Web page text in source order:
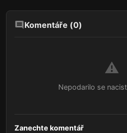
Komentáře (0)
⚠️
Nepodarilo se
Zanechte komentář